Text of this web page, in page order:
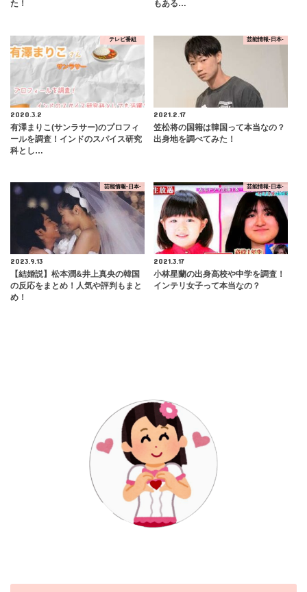
た！ もある…
テレビ番組
2020.3.2
有澤まりこ(サンラサー)のプロフィ
ールを調査！インドのスパイス研究
科とし…
芸能情報-日本-
2021.2.17
笠松将の国籍は韓国って本当なの？
出身地を調べてみた！
芸能情報-日本-
2023.9.13
【結婚説】松本潤&井上真央の韓国
の反応をまとめ！人気や評判もまと
め！
芸能情報-日本-
2021.3.17
小林星蘭の出身高校や中学を調査！
インテリ女子って本当なの？